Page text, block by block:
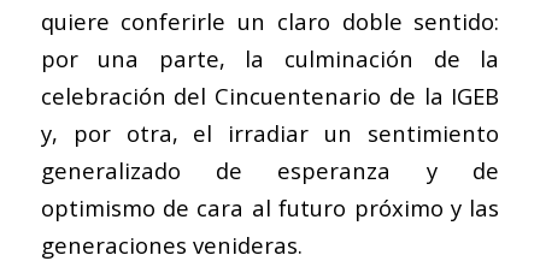
quiere conferirle un claro doble sentido:
por una parte, la culminación de la
celebración del Cincuentenario de la IGEB
y, por otra, el irradiar un sentimiento
generalizado de esperanza y de
optimismo de cara al futuro próximo y las
generaciones venideras.